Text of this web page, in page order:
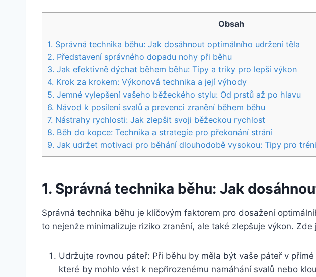
Obsah
1. Správná technika běhu: Jak dosáhnout optimálního udržení těla
2. Představení správného dopadu nohy při běhu
3. Jak efektivně dýchat během běhu: Tipy a triky pro lepší výkon
4. Krok za krokem: Výkonová technika a její výhody
5. Jemné vylepšení vašeho běžeckého stylu: Od prstů až po hlavu
6. Návod k posílení svalů a prevenci zranění během běhu
7. Nástrahy rychlosti: Jak zlepšit svoji běžeckou rychlost
8. Běh do kopce: Technika a strategie pro překonání strání
9. Jak udržet motivaci pro běhání dlouhodobě vysokou: Tipy pro
1. Správná technika běhu: Jak
Správná technika běhu je klíčovým faktorem pro dosažení
to nejenže minimalizuje riziko zranění, ale také zlepšuje výkon.
Udržujte rovnou páteř: Při běhu by měla být vaše páteř v
které by mohlo vést k nepřirozenému namáhání svalů nebo